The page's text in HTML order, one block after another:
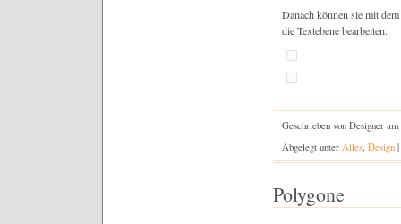
Danach können sie mit
die Textebene bearbeiten.
Geschrieben von Designer
Abgelegt unter Alles, Design |
Polygone